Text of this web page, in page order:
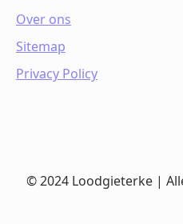
Over ons
Sitemap
Privacy Policy
© 2024 Loodgieterke |